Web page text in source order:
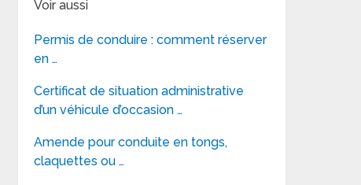
Voir aussi
Permis de conduire : comment réserver
en …
Certificat de situation administrative
d’un véhicule d’occasion …
Amende pour conduite en tongs,
claquettes ou …